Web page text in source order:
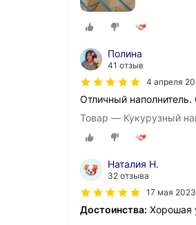
Полина
41 отзыв
4 апреля
Отличный
Товар — Кукурузный
Наталия Н.
32 отзыва
17 мая 2023
Достоинства: Хорошая